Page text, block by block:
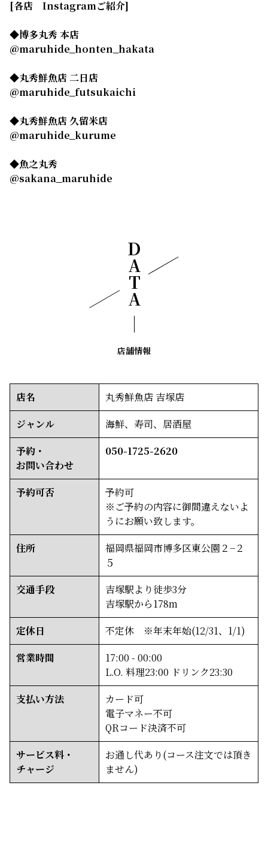
[各店　Instagramご紹介]
◆博多丸秀 本店
@maruhide_honten_hakata
◆丸秀鮮魚店 二日店
@maruhide_futsukaichi
◆丸秀鮮魚店 久留米店
@maruhide_kurume
◆魚之丸秀
@sakana_maruhide
DATA
店舗情報
店名
丸秀鮮魚店 吉塚店
ジャンル
海鮮、寿司、居酒屋
予約・
お問い合わせ
050-1725-2620
予約可否
予約可
※ご予約の内容に御間違えないよ
うにお願い致します。
住所
福岡県福岡市博多区東公園２−２
５
交通手段
吉塚駅より徒歩3分
吉塚駅から178m
定休日
不定休　※年末年始(12/31、1/1)
営業時間
17:00 - 00:00
L.O. 料理23:00 ドリンク23:30
支払い方法
カード可
電子マネー不可
QRコード決済不可
サービス料・
チャージ
お通し代あり(コース注文では頂き
ません)